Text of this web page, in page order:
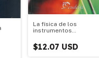
La física de los
instrumentos
$12.07 USD